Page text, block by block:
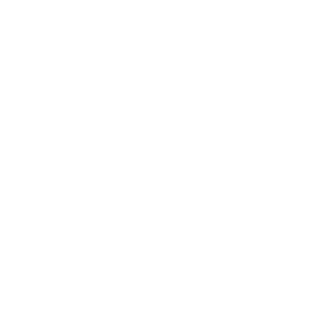
қолданады және қаржылық процестерді